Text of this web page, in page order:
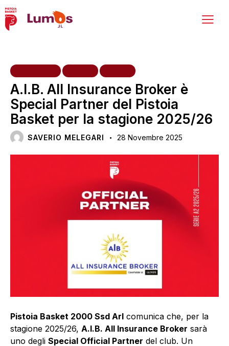
A.I.B. All Insurance Broker è
Special Partner del Pistoia
Basket per la stagione 2025/26
SAVERIO MELEGARI 28 Novembre 2025
Pistoia Basket 2000 Ssd Arl comunica che, per la
stagione 2025/26, A.I.B. All Insurance Broker sarà
uno degli Special Official Partner del club. Un